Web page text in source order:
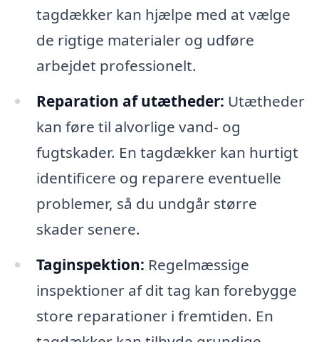
tagdækker kan hjælpe med at vælge
de rigtige materialer og udføre
arbejdet professionelt.
Reparation af utætheder: Utætheder
kan føre til alvorlige vand- og
fugtskader. En tagdækker kan hurtigt
identificere og reparere eventuelle
problemer, så du undgår større
skader senere.
Taginspektion: Regelmæssige
inspektioner af dit tag kan forebygge
store reparationer i fremtiden. En